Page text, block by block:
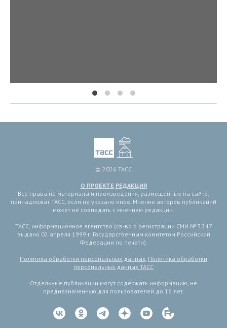
© 2026 ТАСС
О ПРОЕКТЕ РЕДАКЦИЯ
Все права на материалы и произведения, размещенные на сайте,
принадлежат ТАСС, если не указано иное. Мнение авторов публикаций
может не совпадать с мнением редакции.
ТАСС, информационное агентство (св-во о регистрации СМИ № 3 247
выдано 02 апреля 1999 г. Государственным комитетом Российской
Федерации по печати).
Политика обработки персональных данных, Политика обработки
персональных данных ТАСС
Отдельные публикации могут содержать информацию, не
предназначенную для пользователей до 16 лет.